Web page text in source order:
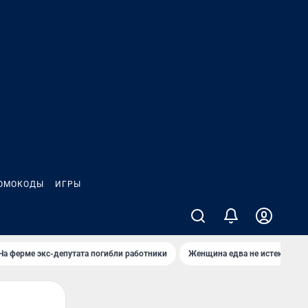
ИГРЫ
ферме экс-депутата погибли работники Женщина едва не истекла